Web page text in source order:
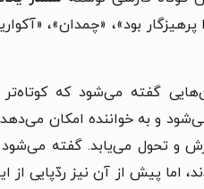
پرهیزگار بود»، «چمدان»،
گفته می‌شود که
و به خواننده امکان
تحول می‌یابد. گفته می‌شود
اما پیش از آن نیز ردّپایی